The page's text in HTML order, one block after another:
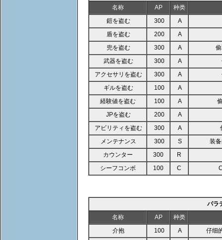
名称
AP
种类
鎧を盗む
300
A
盾を盗む
200
A
兜を盗む
300 A
武器を盗む
300 A
アクセサリを盗む
300 A
ギルを盗む
100
A
経験値を盗む
100 A
JPを盗む
200
A
アビリティを盗む
300 A
メンテナンス
300 S
装
カウンター
300
R
シーフコンボ
100 C
パラ
名称
AP
种类
介抱
100 A 仔细